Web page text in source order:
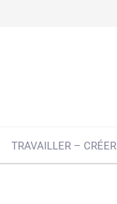
TRAVAILLER –